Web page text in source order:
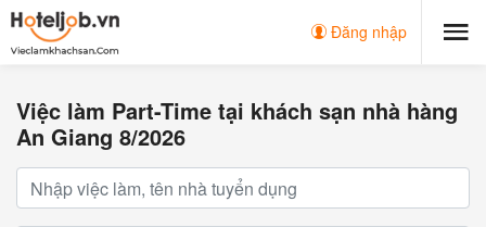
Đăng nhập
Việc làm Part-Time tại khách sạn nhà hàng
An Giang 8/2026